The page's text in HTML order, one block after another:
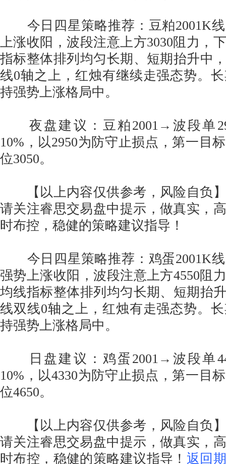
今日四星策略推荐：豆粕2001K线
上涨收阳，波段注意上方3030阻力，
指标整体排列均匀长期、短期抬升中
线0轴之上，红烛有继续走强态势。
持强势上涨格局中。
夜盘建议：豆粕2001→波段单
10%，以2950为防守止损点，第一目
位3050。
【以上内容仅供参考，风险自负】
请关注睿思交易盘中提示，做真实，
时布控，稳健的策略建议指导！
今日四星策略推荐：鸡蛋2001K线
强势上涨收阳，波段注意上方4550阻
均线指标整体排列均匀长期、短期抬
线双线0轴之上，红烛有走强态势。
持强势上涨格局中。
日盘建议：鸡蛋2001→波段单
10%，以4330为防守止损点，第一目
位4650。
【以上内容仅供参考，风险自负】
请关注睿思交易盘中提示，做真实，
时布控，稳健的策略建议指导！ 返回